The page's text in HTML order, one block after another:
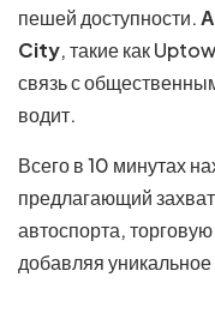
пешей доступности.
City, такие как
связь с
водит.
Всего в 10 минутах
предлагающий
автоспорта,
добавляя